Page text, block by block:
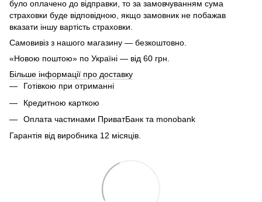
було оплачено до відправки, то за замовчуванням сума
страховки буде відповідною, якщо замовник не побажав
вказати іншу вартість страховки.
Самовивіз з нашого магазину — безкоштовно.
«Новою поштою» по Україні — від 60 грн.
Більше інформації про доставку
Готівкою при отриманні
Кредитною карткою
Оплата частинами ПриватБанк та monobank
Гарантія від виробника 12 місяців.